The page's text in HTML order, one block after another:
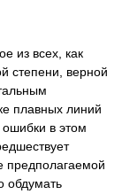
из всех, как
степени, верной
плавных линий
в этом
предполагаемой
обдумать